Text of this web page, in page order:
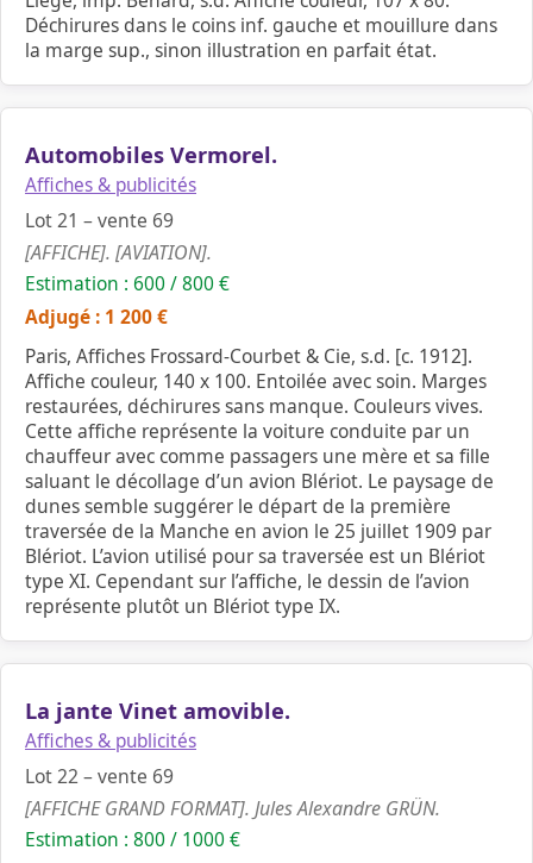
Déchirures dans le coins inf. gauche et mouillure dans
la marge sup., sinon illustration en parfait état.
Automobiles Vermorel.
Affiches & publicités
Lot 21 – vente 69
[AFFICHE]. [AVIATION].
Estimation : 600 / 800 €
Adjugé : 1 200 €
Paris, Affiches Frossard-Courbet & Cie, s.d. [c. 1912].
Affiche couleur, 140 x 100. Entoilée avec soin. Marges
restaurées, déchirures sans manque. Couleurs vives.
Cette affiche représente la voiture conduite par un
chauffeur avec comme passagers une mère et sa fille
saluant le décollage d’un avion Blériot. Le paysage de
dunes semble suggérer le départ de la première
traversée de la Manche en avion le 25 juillet 1909 par
Blériot. L’avion utilisé pour sa traversée est un Blériot
type XI. Cependant sur l’affiche, le dessin de l’avion
représente plutôt un Blériot type IX.
La jante Vinet amovible.
Affiches & publicités
Lot 22 – vente 69
[AFFICHE GRAND FORMAT]. Jules Alexandre GRÜN.
Estimation : 800 / 1000 €